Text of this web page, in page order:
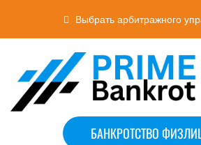
Выбрать арбитражного
БАНКРОТСТВО